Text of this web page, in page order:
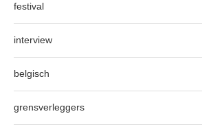
festival
interview
belgisch
grensverleggers